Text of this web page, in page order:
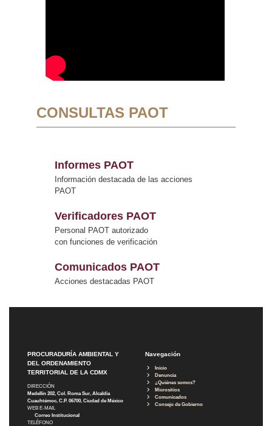
CONSULTAS PAOT
Informes PAOT
Información destacada de las acciones
PAOT
Verificadores PAOT
Personal PAOT autorizado
con funciones de verificación
Comunicados PAOT
Acciones destacadas PAOT
PROCURADURÍA AMBIENTAL Y
DEL ORDENAMIENTO
TERRITORIAL DE LA CDMX
DIRECCIÓN
Medellín 202, Col. Roma Sur, Alcaldía
Cuauhtémoc, C.P. 06700, Ciudad de México
WEB E-MAIL
Correo Institucional
TELÉFONO
Navegación
Inicio
Denuncia
¿Quiénes somos?
Micrositios
Comunicados
Consejo de Gobierno